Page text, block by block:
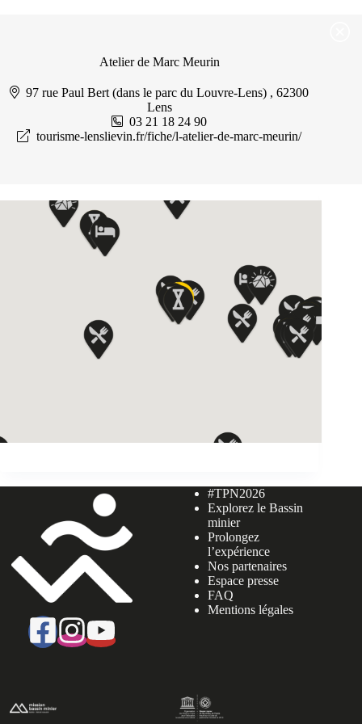
Atelier de Marc Meurin
97 rue Paul Bert (dans le parc du Louvre-Lens) , 62300
Lens
03 21 18 24 90
tourisme-lenslievin.fr/fiche/l-atelier-de-marc-meurin/
#TPN2026
Explorez le Bassin
minier
Prolongez
l’expérience
Nos partenaires
Espace presse
FAQ
Mentions légales